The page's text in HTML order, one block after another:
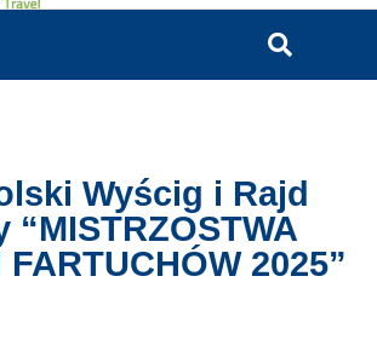
Wyścig i Rajd
“MISTRZOSTWA
2025”